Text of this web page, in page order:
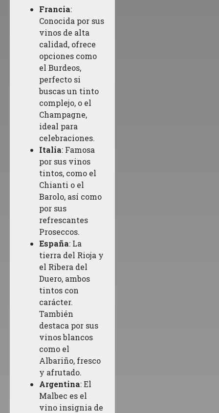
Francia:
Conocida por sus
vinos de alta
calidad, ofrece
opciones como
el Burdeos,
perfecto si
buscas un tinto
complejo, o el
Champagne,
ideal para
celebraciones.
Italia: Famosa
por sus vinos
tintos, como el
Chianti o el
Barolo, así como
por sus
refrescantes
Proseccos.
España: La
tierra del Rioja y
el Ribera del
Duero, ambos
tintos con
carácter.
También
destaca por sus
vinos blancos
como el
Albariño, fresco
y afrutado.
Argentina: El
Malbec es el
vino insignia de